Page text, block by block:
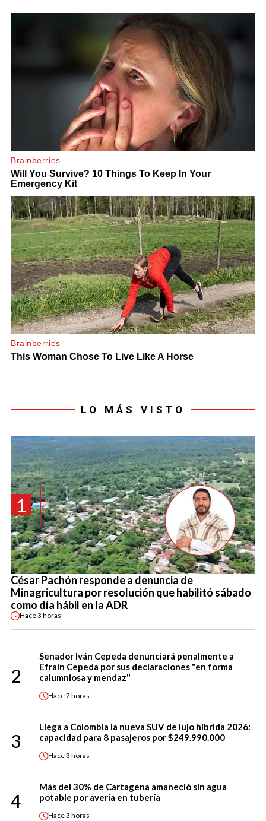
LO MÁS VISTO
1
César Pachón responde a denuncia de
Minagricultura por resolución que habilitó sábado
como día hábil en la ADR
Hace3 horas
2
Senador Iván Cepeda denunciará penalmente a
Efraín Cepeda por sus declaraciones "en forma
calumniosa y mendaz"
Hace2 horas
3
Llega a Colombia la nueva SUV de lujo híbrida 2026:
capacidad para 8 pasajeros por $249.990.000
Hace3 horas
4
Más del 30% de Cartagena amaneció sin agua
potable por avería en tubería
Hace3 horas